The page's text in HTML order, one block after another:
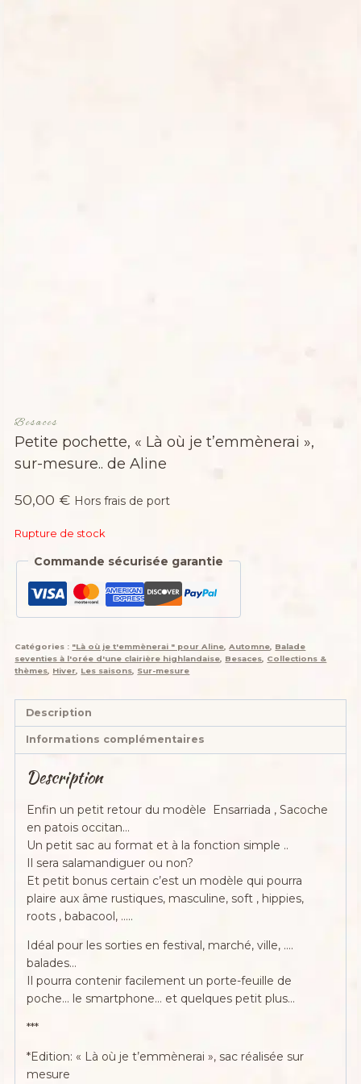
Besaces
Petite pochette, « Là où je t’emmènerai »,
sur-mesure.. de Aline
50,00 € Hors frais de port
Rupture de stock
Commande sécurisée garantie
Catégories : "Là où je t'emmènerai " pour Aline ,Automne
Balade
seventies à l'orée d'une clairière highlandaise
Besaces
Collections &
thèmes
Hiver Les saisons Sur-mesure
Description
Informations complémentaires
Description
Enfin un petit retour du modèle Ensarriada , Sacoche
en patois occitan…
Un petit sac au format et à la fonction simple ..
Il sera salamandiguer ou non?
Et petit bonus certain c’est un modèle qui pourra
plaire aux âme rustiques, masculine, soft , hippies,
roots , babacool, …..
Idéal pour les sorties en festival, marché, ville, ….
balades…
Il pourra contenir facilement un porte-feuille de
poche… le smartphone… et quelques petit plus…
***
*Edition: « Là où je t’emmènerai », sac réalisée sur
mesure